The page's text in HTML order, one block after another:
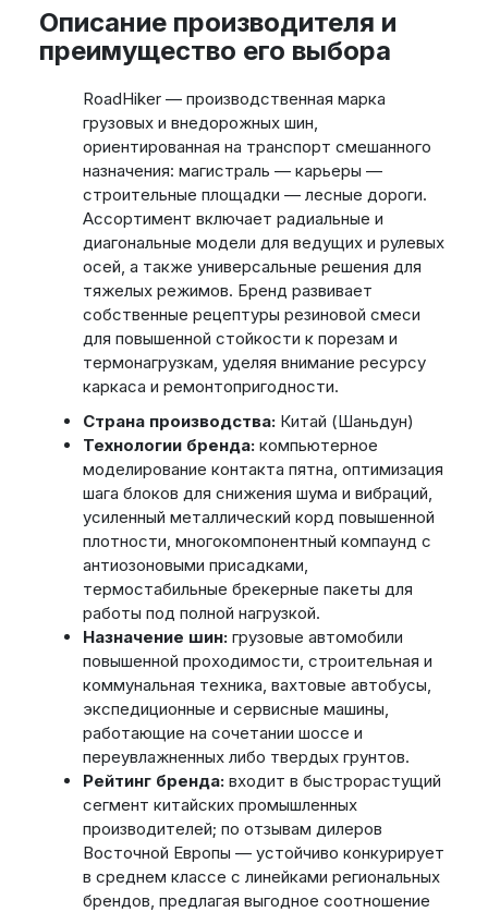
Описание производителя и
преимущество его выбора
RoadHiker — производственная марка
грузовых и внедорожных шин,
ориентированная на транспорт смешанного
назначения: магистраль — карьеры —
строительные площадки — лесные дороги.
Ассортимент включает радиальные и
диагональные модели для ведущих и рулевых
осей, а также универсальные решения для
тяжелых режимов. Бренд развивает
собственные рецептуры резиновой смеси
для повышенной стойкости к порезам и
термонагрузкам, уделяя внимание ресурсу
каркаса и ремонтопригодности.
Страна производства:Китай (Шаньдун)
Технологии бренда:компьютерное
моделирование контакта пятна, оптимизация
шага блоков для снижения шума и вибраций,
усиленный металлический корд повышенной
плотности, многокомпонентный компаунд с
антиозоновыми присадками,
термостабильные брекерные пакеты для
работы под полной нагрузкой.
Назначение шин:грузовые автомобили
повышенной проходимости, строительная и
коммунальная техника, вахтовые автобусы,
экспедиционные и сервисные машины,
работающие на сочетании шоссе и
переувлажненных либо твердых грунтов.
Рейтинг бренда:входит в быстрорастущий
сегмент китайских промышленных
производителей; по отзывам дилеров
Восточной Европы — устойчиво конкурирует
в среднем классе с линейками региональных
брендов, предлагая выгодное соотношение